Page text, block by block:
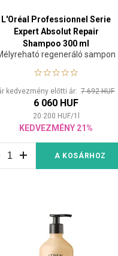
L'Oréal Professionnel Serie
Expert Absolut Repair
Shampoo 300 ml
regeneráló sampon
kedvezmény előtti ár:7 692 HUF
6 060 HUF
20 200 HUF/1
KEDVEZMÉNY 21%
A KOSÁRHOZ